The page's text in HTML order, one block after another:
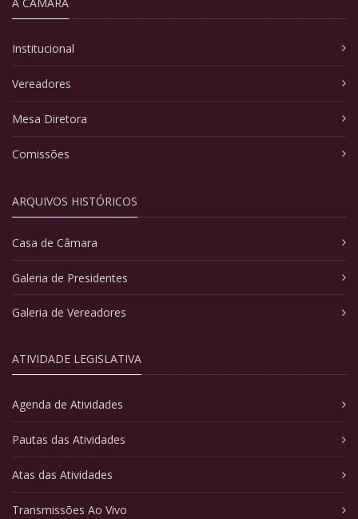
Institucional
Vereadores
Mesa Diretora
Comissões
ARQUIVOS HISTÓRICOS
Casa de Câmara
Galeria de Presidentes
Galeria de Vereadores
ATIVIDADE LEGISLATIVA
Agenda de Atividades
Pautas das Atividades
Atas das Atividades
Transmissões Ao Vivo